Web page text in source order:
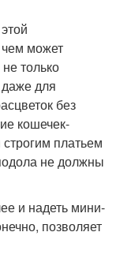
может
только
для
без
кошечек-
платьем
не должны
и надеть мини-
позволяет